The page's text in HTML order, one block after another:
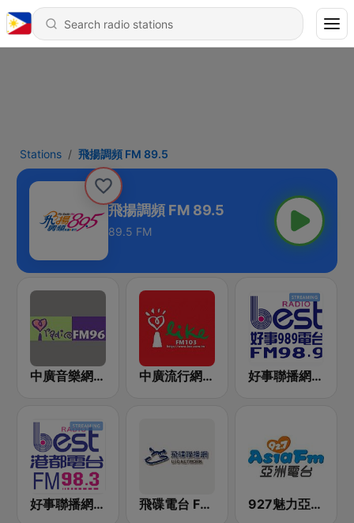
Stations 飛揚調頻 FM 89.5
飛揚調頻 FM 89.5
89.5 FM
中廣音樂網 i Radio FM96.3 中廣流行網 I like radio 好事聯播網 Best Radio FM98.9
好事聯播網 港都983 Best Radio FM98.3 飛碟電台 FM92.1 927魅力亞洲 Asia FM 亞洲電台